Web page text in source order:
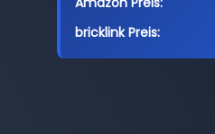
bricklink Preis: